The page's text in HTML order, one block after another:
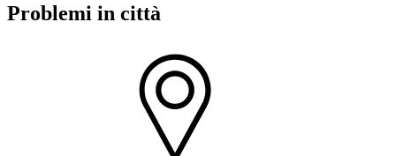
Problemi in città